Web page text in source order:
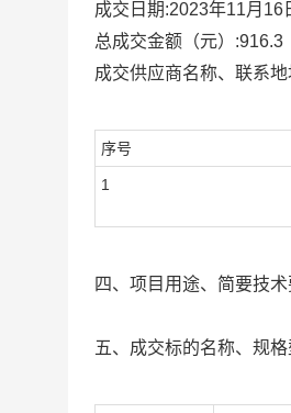
成交日期:2023年11月16
总成交金额（元）:916.3
成交供应商名称、联系
序号
1
四、项目用途、简要技
五、成交标的名称、规